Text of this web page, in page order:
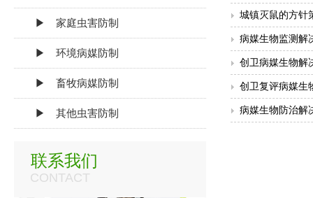
城镇灭鼠的方针
病媒生物监测解
创卫病媒生物解
创卫复评病媒生
病媒生物防治解
▶ 家庭虫害防制
▶ 环境病媒防制
▶ 畜牧病媒防制
▶ 其他虫害防制
联系我们
CONTACT